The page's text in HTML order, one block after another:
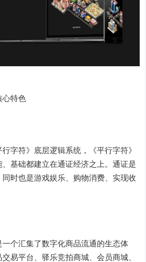
特色
符》底层逻辑系统，《平行字符》
基础都建立在通证经济之上。通证是
时也是游戏娱乐、购物消费、实现收
个汇集了数字化商品流通的生态体
易平台、驿乐竞拍商城、会员商城、